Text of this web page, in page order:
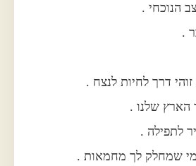
הנוכחי .
.
דרך לחיות לנצח .
הארץ שלנו .
לתפילה .
שמחלק לך מחמאות .